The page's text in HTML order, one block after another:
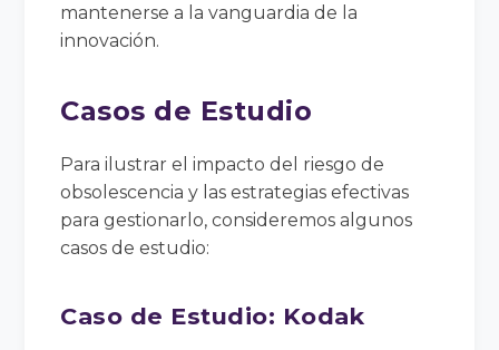
mantenerse a la vanguardia de la
innovación.
Casos de Estudio
Para ilustrar el impacto del riesgo de
obsolescencia y las estrategias efectivas
para gestionarlo, consideremos algunos
casos de estudio:
Caso de Estudio: Kodak